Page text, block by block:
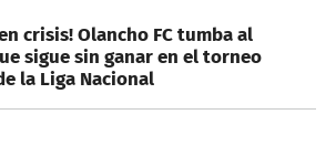
crisis! Olancho FC tumba al
sigue sin ganar en el torneo
la Liga Nacional